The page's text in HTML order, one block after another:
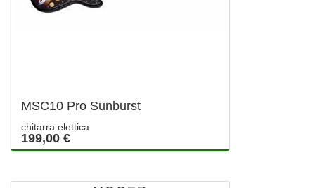
MSC10 Pro Sunburst
chitarra elettica
199,00 €